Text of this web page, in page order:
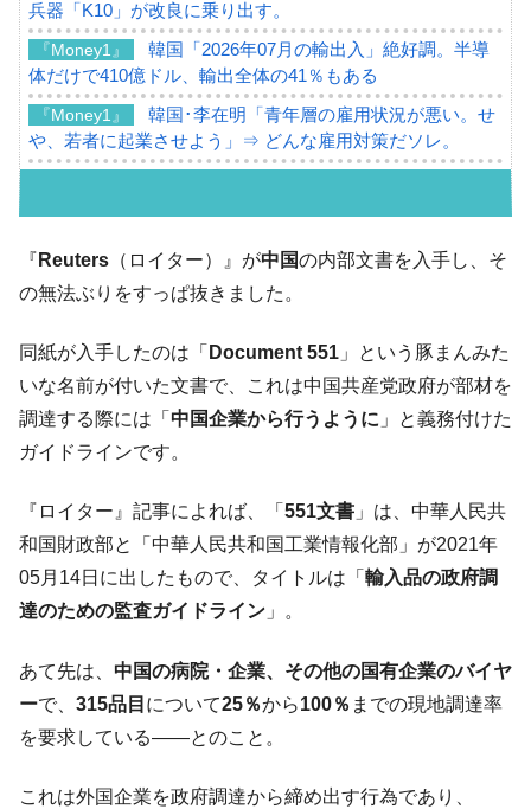
兵器「K10」が改良に乗り出す。
『Money1』
韓国「2026年07月の輸出入」絶好調。半導
体だけで410億ドル、輸出全体の41％もある
『Money1』
韓国･李在明「青年層の雇用状況が悪い。せ
や、若者に起業させよう」⇒ どんな雇用対策だソレ。
韓国「ここは北朝鮮なのか。選管がサーバ
ーにウソのデータを入力したのは明白だ」
『Money1』
韓国は「中国と同じく」投資に不適格な国
だ。
『Money1』
『韓国銀行』が「金の保有量を増やしま
す」⇒「金を経由するドル入手」手段ではないのか？
『Money1』
韓国･外為取引量「1日当たり1,214.4億ド
ル」まで拡大 ⇒ 海外資金の動きに強く左右される状態
『Money1』
韓国･帰ってきた李在明。李在明を支持しな
い「50.5％」に上昇
た ⇒ 国家が行った恐るべき株価操作であり、空前の国政壟
『Money1』
韓国･警察職員が「丸刈りになって抗議活
『Money1』
中国だけが鉄鋼輸出を異常増加させる ⇒ 中
『 Reuters （ロイター）』が中国の内部文書を入手し、そ
の無法ぶりをすっぱ抜きました。
同紙が入手したのは「 Document 551 」という豚まんみた
いな名前が付いた文書で、これは中国共産党政府が部材を
調達する際には「 中国企業から行うように 」と義務付けた
ガイドラインです。
『ロイター』記事によれば、「 551文書 」は、中華人民共
和国財政部と「中華人民共和国工業情報化部」が2021年
05月14日に出したもので、タイトルは「 輸入品の政府調
達のための監査ガイドライン 」。
あて先は、 中国の病院・企業、その他の国有企業のバイヤ
ーで、 315品目 について25％から100％ までの現地調達率
を要求している――とのこと。
これは外国企業を政府調達から締め出す行為であり、